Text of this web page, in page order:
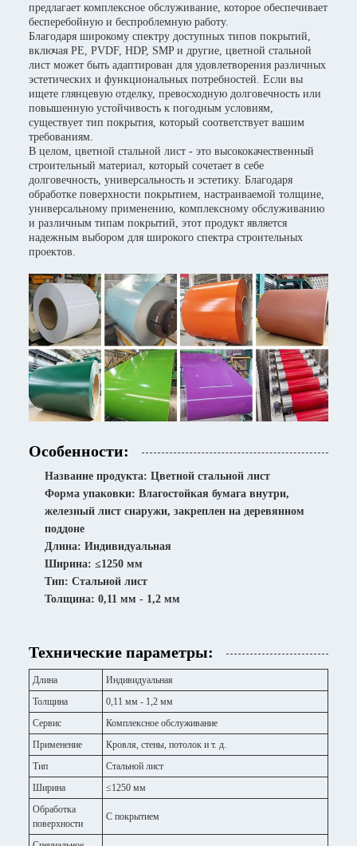
предлагает комплексное обслуживание, которое обеспечивает
бесперебойную и беспроблемную работу.
Благодаря широкому спектру доступных типов покрытий,
включая PE, PVDF, HDP, SMP и другие, цветной стальной
лист может быть адаптирован для удовлетворения различных
эстетических и функциональных потребностей. Если вы
ищете глянцевую отделку, превосходную долговечность или
повышенную устойчивость к погодным условиям,
существует тип покрытия, который соответствует вашим
требованиям.
В целом, цветной стальной лист - это высококачественный
строительный материал, который сочетает в себе
долговечность, универсальность и эстетику. Благодаря
обработке поверхности покрытием, настраиваемой толщине,
универсальному применению, комплексному обслуживанию
и различным типам покрытий, этот продукт является
надежным выбором для широкого спектра строительных
проектов.
Особенности:
Название продукта: Цветной стальной лист
Форма упаковки: Влагостойкая бумага внутри,
железный лист снаружи, закреплен на деревянном
поддоне
Длина: Индивидуальная
Ширина: ≤1250 мм
Тип: Стальной лист
Толщина: 0,11 мм - 1,2 мм
Технические параметры:
Длина
Индивидуальная
Толщина
0,11 мм - 1,2 мм
Сервис
Комплексное обслуживание
Применение
Кровля, стены, потолок и т. д.
Тип
Стальной лист
Ширина
≤1250 мм
Обработка
поверхности
С покрытием